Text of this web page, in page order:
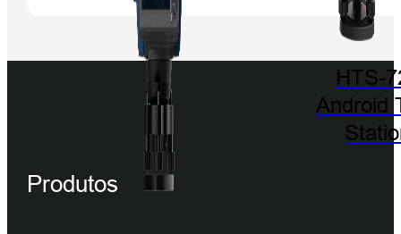
HTS-
Android
Produtos